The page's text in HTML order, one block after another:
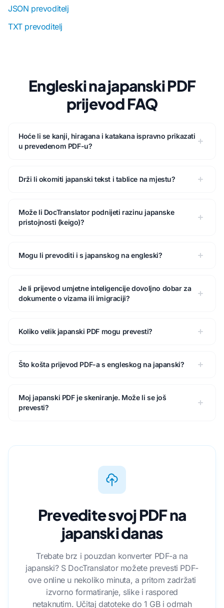
JSON prevoditelj
TXT prevoditelj
Engleski na japanski PDF
prijevod FAQ
Hoće li se kanji, hiragana i katakana ispravno prikazati
u prevedenom PDF-u?
Drži li okomiti japanski tekst i tablice na mjestu?
Može li DocTranslator podnijeti razinu japanske
pristojnosti (keigo)?
Mogu li prevoditi i s japanskog na engleski?
Je li prijevod umjetne inteligencije dovoljno dobar za
dokumente o vizama ili imigraciji?
Koliko velik japanski PDF mogu prevesti?
Što košta prijevod PDF-a s engleskog na japanski?
Moj japanski PDF je skeniranje. Može li se još
prevesti?
Prevedite svoj PDF na
japanski danas
Trebate brz i pouzdan konverter PDF-a na
japanski? S DocTranslator možete prevesti PDF-
ove online u nekoliko minuta, a pritom zadržati
izvorno formatiranje, slike i raspored
netaknutim. Učitaj datoteke do 1 GB i odmah